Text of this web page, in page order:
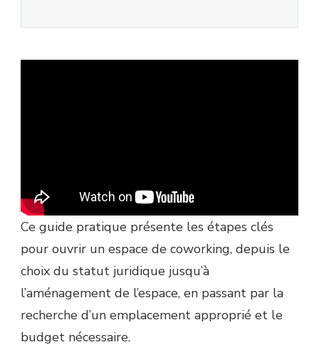
Ce guide pratique présente les étapes clés
pour ouvrir un espace de coworking, depuis le
choix du statut juridique jusqu’à
l’aménagement de l’espace, en passant par la
recherche d’un emplacement approprié et le
budget nécessaire.